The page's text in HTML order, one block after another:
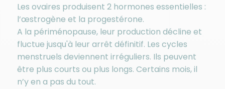
Les ovaires produisent 2 hormones essentielles :
l’œstrogène et la progestérone.
A la périménopause, leur production décline et
fluctue jusqu'à leur arrêt définitif. Les cycles
menstruels deviennent irréguliers. Ils peuvent
être plus courts ou plus longs. Certains mois, il
n’y en a pas du tout.